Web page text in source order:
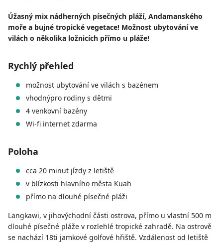
Úžasný mix nádherných písečných pláží, Andamanského
moře a bujné tropické vegetace! Možnost ubytování ve
vilách o několika ložnicích přímo u pláže!
Rychlý přehled
možnost ubytování ve vilách s bazénem
vhodnýpro rodiny s dětmi
4 venkovní bazény
Wi-fi internet zdarma
Poloha
cca 20 minut jízdy z letiště
v blízkosti hlavního města Kuah
přímo na dlouhé písečné pláži
Langkawi, v jihovýchodní části ostrova, přímo u vlastní 500 m
dlouhé písečné pláže v rozlehlé tropické zahradě. Na ostrově
se nachází 18ti jamkové golfové hřiště. Vzdálenost od letiště